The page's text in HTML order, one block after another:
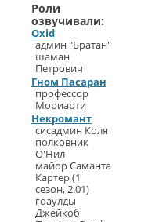
Роли
озвучивали:
Oxid
админ "Братан"
шаман
Петрович
Гном Пасаран
профессор
Мориарти
Некромант
сисадмин Коля
полковник
О'Нил
майор Саманта
Картер (1
сезон, 2.01)
гоаулды
Джейкоб